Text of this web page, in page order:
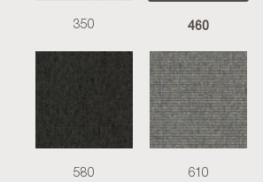
350 460
580 610